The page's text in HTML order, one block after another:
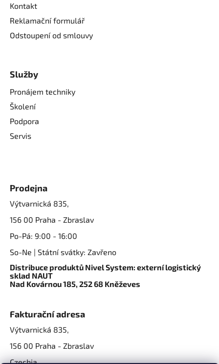
Kontakt
Reklamační formulář
Odstoupení od smlouvy
Služby
Pronájem techniky
Školení
Podpora
Servis
Prodejna
Výtvarnická 835,
156 00 Praha - Zbraslav
Po-Pá: 9:00 - 16:00
So-Ne | Státní svátky: Zavřeno
Distribuce produktů Nivel System: externí logistický
sklad NAUT
Nad Kovárnou 185, 252 68 Kněževes
Fakturační adresa
Výtvarnická 835,
156 00 Praha - Zbraslav
Czechia